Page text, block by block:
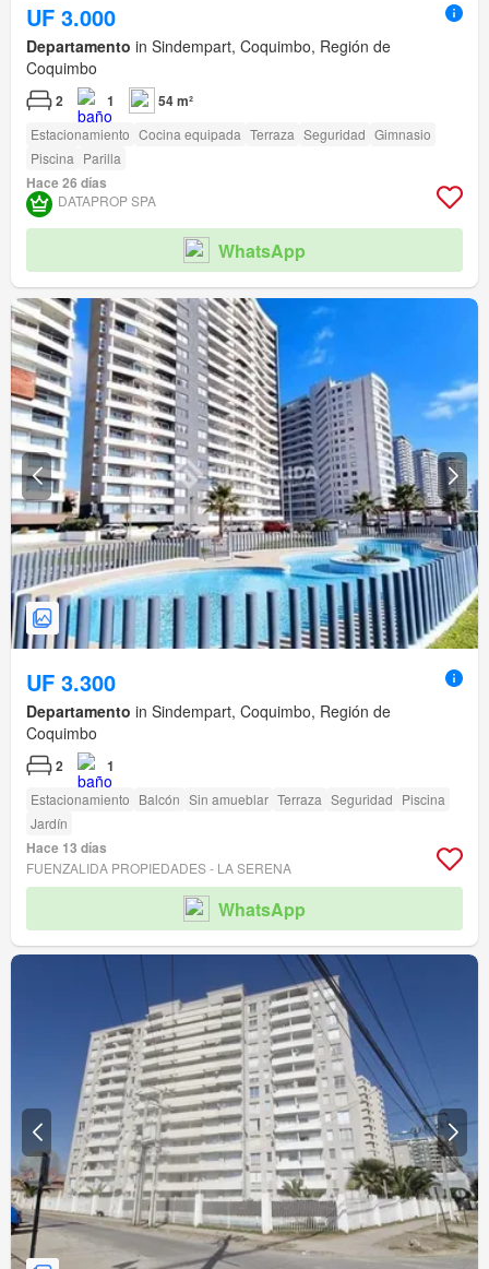
UF 3.000
Departamento in Sindempart, Coquimbo, Región de
Coquimbo
2 1 54 m²
Estacionamiento Cocina equipada Terraza Seguridad Gimnasio
Piscina Parilla
Hace 26 días
DATAPROP SPA
WhatsApp
UF 3.300
Departamento in Sindempart, Coquimbo, Región de
Coquimbo
2 1
Estacionamiento Balcón Sin amueblar Terraza Seguridad Piscina
Jardín
Hace 13 días
FUENZALIDA PROPIEDADES - LA SERENA
WhatsApp